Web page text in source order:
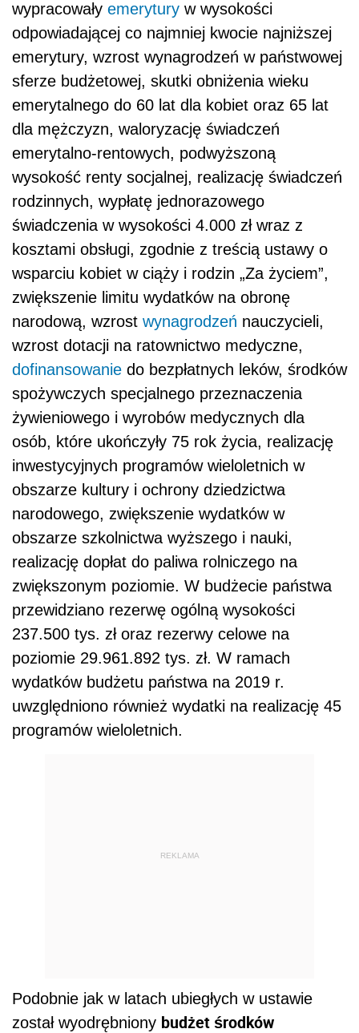
wypracowały emerytury w wysokości
odpowiadającej co najmniej kwocie najniższej
emerytury, wzrost wynagrodzeń w państwowej
sferze budżetowej, skutki obniżenia wieku
emerytalnego do 60 lat dla kobiet oraz 65 lat
dla mężczyzn, waloryzację świadczeń
emerytalno-rentowych, podwyższoną
wysokość renty socjalnej, realizację świadczeń
rodzinnych, wypłatę jednorazowego
świadczenia w wysokości 4.000 zł wraz z
kosztami obsługi, zgodnie z treścią ustawy o
wsparciu kobiet w ciąży i rodzin „Za życiem”,
zwiększenie limitu wydatków na obronę
narodową, wzrost wynagrodzeń nauczycieli,
wzrost dotacji na ratownictwo medyczne,
dofinansowanie do bezpłatnych leków, środków
spożywczych specjalnego przeznaczenia
żywieniowego i wyrobów medycznych dla
osób, które ukończyły 75 rok życia, realizację
inwestycyjnych programów wieloletnich w
obszarze kultury i ochrony dziedzictwa
narodowego, zwiększenie wydatków w
obszarze szkolnictwa wyższego i nauki,
realizację dopłat do paliwa rolniczego na
zwiększonym poziomie. W budżecie państwa
przewidziano rezerwę ogólną wysokości
237.500 tys. zł oraz rezerwy celowe na
poziomie 29.961.892 tys. zł. W ramach
wydatków budżetu państwa na 2019 r.
uwzględniono również wydatki na realizację 45
programów wieloletnich.
REKLAMA
Podobnie jak w latach ubiegłych w ustawie
został wyodrębniony budżet środków